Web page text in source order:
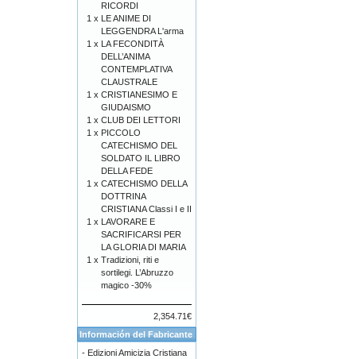
RICORDI
1 x LE ANIME DI
LEGGENDRA L'arma
1 x LA FECONDITÀ
DELL’ANIMA
CONTEMPLATIVA
CLAUSTRALE
1 x CRISTIANESIMO E
GIUDAISMO
1 x CLUB DEI LETTORI
1 x PICCOLO
CATECHISMO DEL
SOLDATO IL LIBRO
DELLA FEDE
1 x CATECHISMO DELLA
DOTTRINA
CRISTIANA Classi I e II
1 x LAVORARE E
SACRIFICARSI PER
LA GLORIA DI MARIA
1 x Tradizioni, riti e
sortilegi. L’Abruzzo
magico -30%
2,354.71€
Información del Fabricante
- Edizioni Amicizia Cristiana